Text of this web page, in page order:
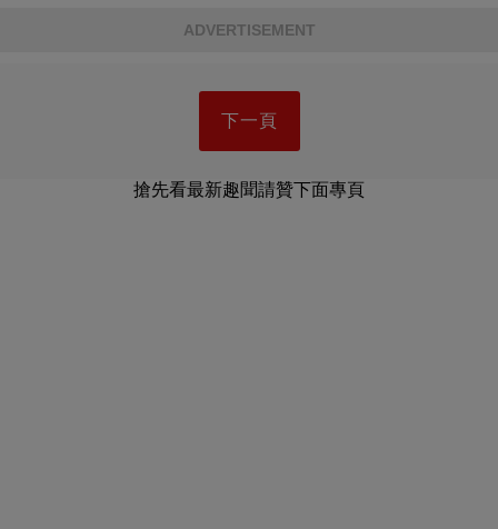
ADVERTISEMENT
下一頁
搶先看最新趣聞請贊下面專頁